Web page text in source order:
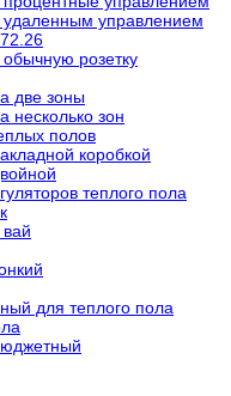
удаленным управлением
розетку
две зоны
несколько зон
полов
коробкой
теплого пола
для теплого пола